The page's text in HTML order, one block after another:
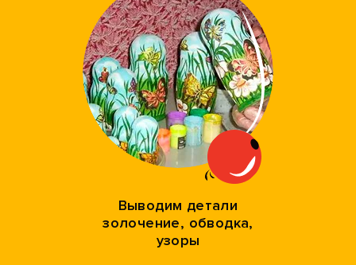
Выводим детали
золочение, обводка,
узоры